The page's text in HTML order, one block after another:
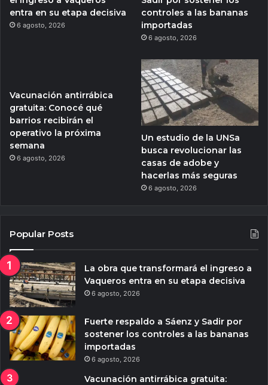
entra en su etapa decisiva
6 agosto, 2026
controles a las bananas
importadas
6 agosto, 2026
Vacunación antirrábica
gratuita: Conocé qué
barrios recibirán el
operativo la próxima
semana
6 agosto, 2026
Un estudio de la UNSa
busca revolucionar las
casas de adobe y
hacerlas más seguras
6 agosto, 2026
Popular Posts
La obra que transformará el ingreso a
Vaqueros entra en su etapa decisiva
6 agosto, 2026
Fuerte respaldo a Sáenz y Sadir por
sostener los controles a las bananas
importadas
6 agosto, 2026
Vacunación antirrábica gratuita: